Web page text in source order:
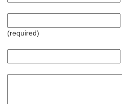
(required)